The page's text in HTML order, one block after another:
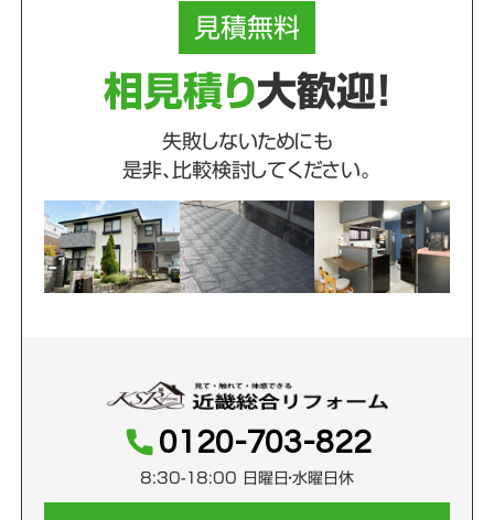
見積無料
相見積り大歓迎！
失敗しないためにも
是非、比較検討してください。
0120-703-822
8:30-18:00 日曜日・水曜日休